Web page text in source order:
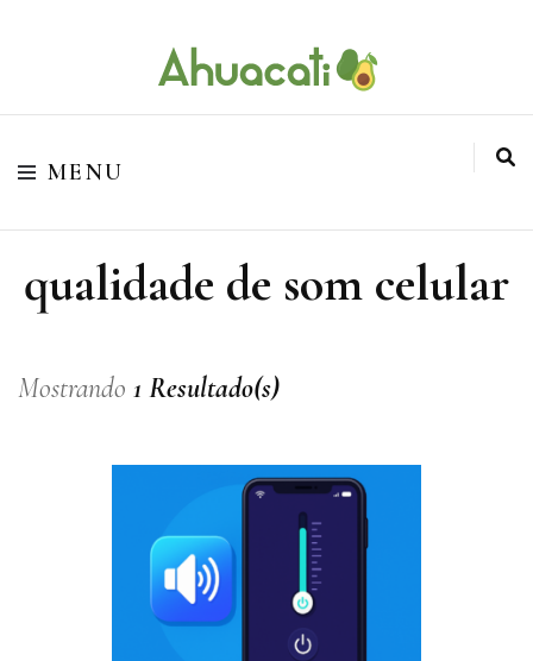
Ahuacati
O melhor da Internet em um só lugar
MENU
qualidade de som celular
Mostrando 1 Resultado(s)